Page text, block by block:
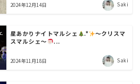
2024年12月14日 Saki
星あかりナイトマルシェ .*
〜クリスマ
スマルシェ〜
...
2024年11月18日 Saki